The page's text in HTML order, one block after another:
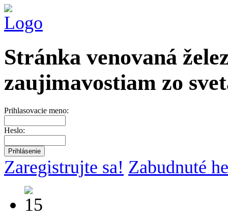
Stránka venovaná
zaujimavostiam zo
Prihlasovacie meno:
Heslo:
Zaregistrujte sa! Zabudnuté